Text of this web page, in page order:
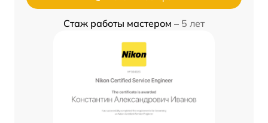
Стаж работы мастером – 5 лет